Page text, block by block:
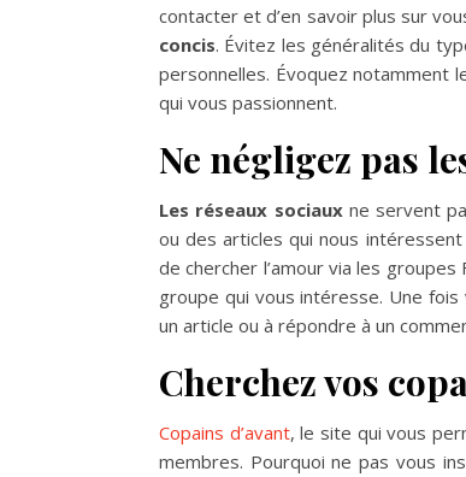
contacter et d’en savoir plus sur
concis. Évitez les généralités du
personnelles. Évoquez notamment
qui vous passionnent.
Ne négligez pas
Les réseaux sociauxne servent
ou des articles qui nous
de chercher l’amour via les
groupe qui vous intéresse. Une
un article ou à répondre à un
Cherchez vos
Copains d’avant, le site qui vous
membres. Pourquoi ne pas vous